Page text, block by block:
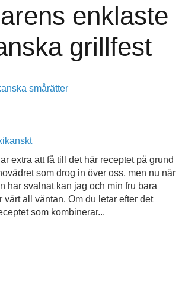
enklaste
grillfest
smårätter
extra att få till det här receptet på grund
som drog in över oss, men nu när
har svalnat kan jag och min fru bara
värt all väntan. Om du letar efter det
som kombinerar...